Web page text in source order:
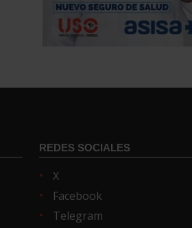
REDES SOCIALES
X
Facebook
Telegram